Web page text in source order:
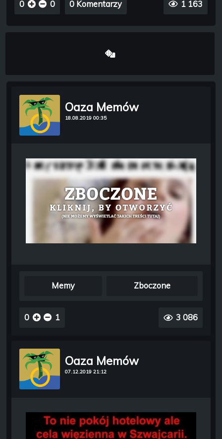
0 0 0 Komentarzy 1 163
Oaza Memów
18.08.2019 00:35
Memy Zboczone
0 1 3 086
Oaza Memów
07.12.2019 21:12